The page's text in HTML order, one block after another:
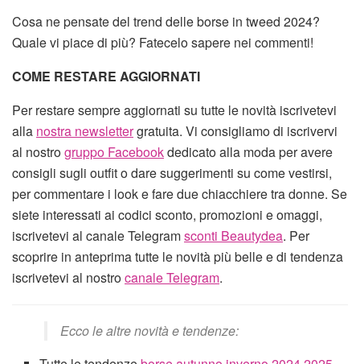
Cosa ne pensate del trend delle borse in tweed 2024?
Quale vi piace di più? Fatecelo sapere nei commenti!
COME RESTARE AGGIORNATI
Per restare sempre aggiornati su tutte le novità iscrivetevi
alla nostra newslettergratuita. Vi consigliamo di iscrivervi
al nostrogruppo Facebookdedicato alla moda per avere
consigli sugli outfit o dare suggerimenti su come vestirsi,
per commentare i look e fare due chiacchiere tra donne. Se
siete interessati ai codici sconto, promozioni e omaggi,
iscrivetevi al canale Telegramsconti Beautydea. Per
scoprire in anteprima tutte le novità più belle e di tendenza
iscrivetevi al nostrocanale Telegram.
Ecco le altre novità e tendenze: